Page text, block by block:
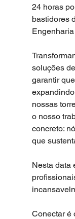
24 horas
bastidores
soluções
garantir
nossas
o nosso
concreto:
que
Nesta data
Conectar é